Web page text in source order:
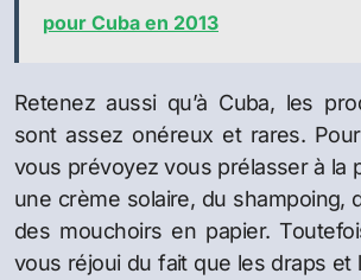
pour Cuba en 2013
Retenez aussi qu’à Cuba, les
sont assez onéreux et rares.
vous prévoyez vous prélasser à la
une crème solaire, du shampoing,
des mouchoirs en papier.
vous réjoui du fait que les draps et